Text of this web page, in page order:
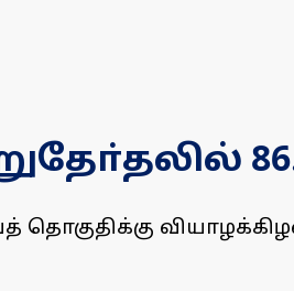
தொகுதிக்கு